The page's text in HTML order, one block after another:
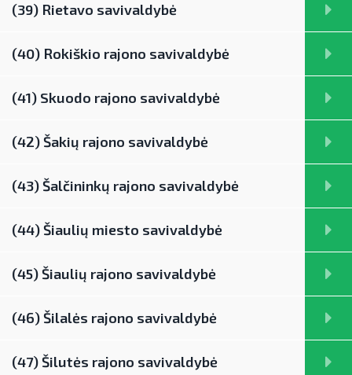
(39) Rietavo savivaldybė
(40) Rokiškio rajono savivaldybė
(41) Skuodo rajono savivaldybė
(42) Šakių rajono savivaldybė
(43) Šalčininkų rajono savivaldybė
(44) Šiaulių miesto savivaldybė
(45) Šiaulių rajono savivaldybė
(46) Šilalės rajono savivaldybė
(47) Šilutės rajono savivaldybė